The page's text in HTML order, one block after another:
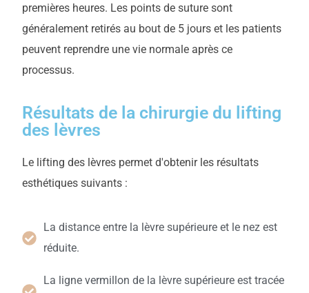
premières heures. Les points de suture sont
généralement retirés au bout de 5 jours et les patients
peuvent reprendre une vie normale après ce
processus.
Résultats de la chirurgie du lifting
des lèvres
Le lifting des lèvres permet d'obtenir les résultats
esthétiques suivants :
La distance entre la lèvre supérieure et le nez est
réduite.
La ligne vermillon de la lèvre supérieure est tracée